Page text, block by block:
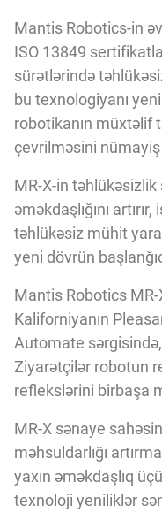
Mantis Robotics-in
ISO 13849
sürətlərində
bu texnologiyanı
robotikanın müxtəlif
çevrilməsini
MR-X-in
əməkdaşlığını
təhlükəsiz mühit
yeni dövrün
Mantis Robotics MR-
Kaliforniyanın
Automate
Ziyarətçilər robotun
reflekslərini birbaşa
MR-X sənaye
məhsuldarlığı
yaxın əməkdaşlıq
texnoloji yeniliklər